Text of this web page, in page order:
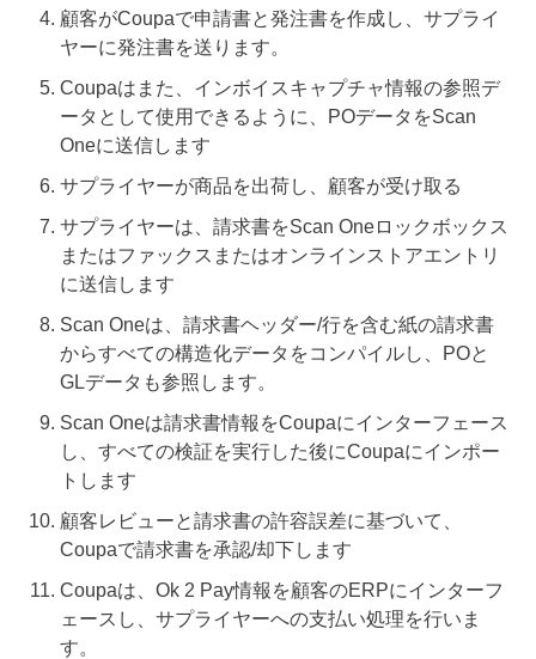
顧客がCoupaで申請書と発注書を作成し、サプライ
ヤーに発注書を送ります。
Coupaはまた、インボイスキャプチャ情報の参照デ
ータとして使用できるように、POデータをScan
Oneに送信します
サプライヤーが商品を出荷し、顧客が受け取る
サプライヤーは、請求書をScan Oneロックボックス
またはファックスまたはオンラインストアエントリ
に送信します
Scan Oneは、請求書ヘッダー/行を含む紙の請求書
からすべての構造化データをコンパイルし、POと
GLデータも参照します。
Scan Oneは請求書情報をCoupaにインターフェース
し、すべての検証を実行した後にCoupaにインポー
トします
顧客レビューと請求書の許容誤差に基づいて、
Coupaで請求書を承認/却下します
Coupaは、Ok 2 Pay情報を顧客のERPにインターフ
ェースし、サプライヤーへの支払い処理を行いま
す。